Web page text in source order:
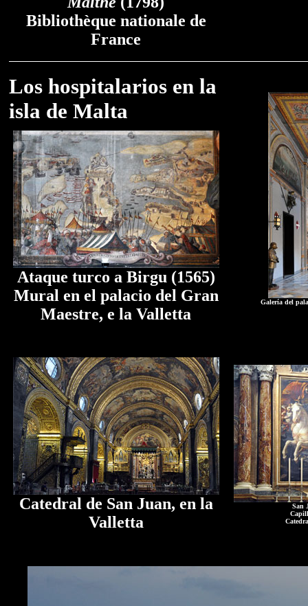
Bibliothèque nationale de
France
Los hospitalarios en la
isla de Malta
Galería del
Ataque turco a Birgu (1565)
Mural en el palacio del Gran
Maestre, e la Valletta
Catedral de San Juan, en la
Valletta
San